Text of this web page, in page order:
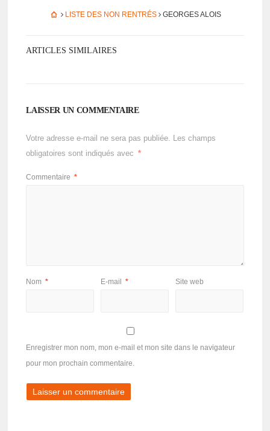
LISTE DES NON RENTRÉS GEORGES ALOIS
ARTICLES SIMILAIRES
LAISSER UN COMMENTAIRE
Votre adresse e-mail ne sera pas publiée. Les champs
obligatoires sont indiqués avec
*
Commentaire *
Nom * E-mail * Site web
Enregistrer mon nom, mon e-mail et mon site dans le navigateur
pour mon prochain commentaire.